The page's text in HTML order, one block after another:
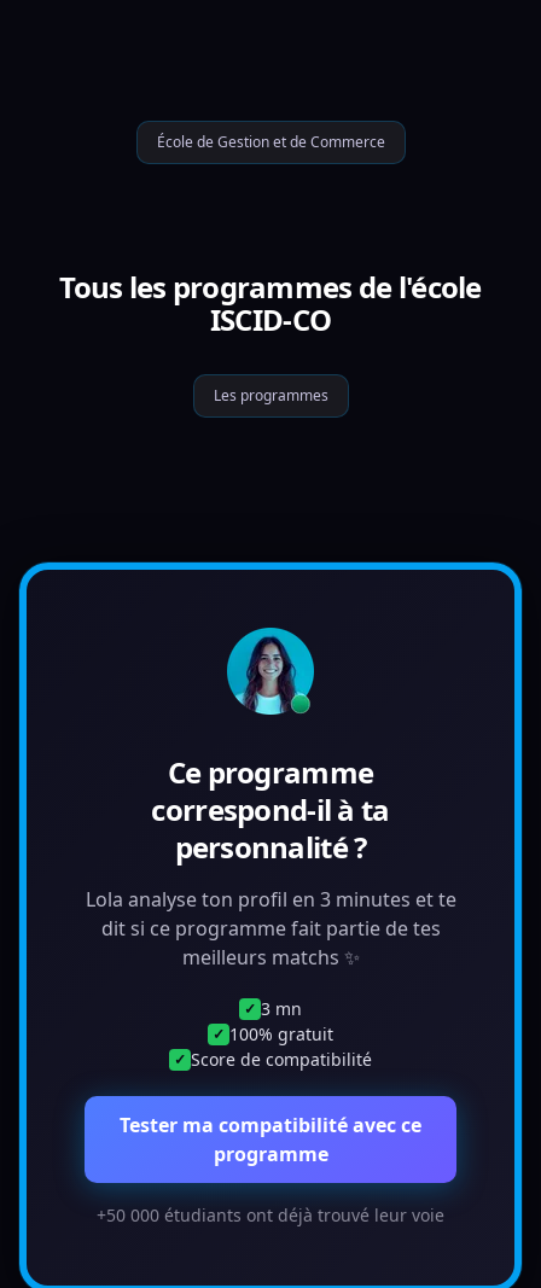
École de Gestion et de Commerce
Tous les programmes de l'école
ISCID-CO
Les programmes
Ce programme
correspond-il à ta
personnalité ?
Lola analyse ton profil en 3 minutes et te
dit si ce programme fait partie de tes
meilleurs matchs ✨
✓ 3 mn
✓ 100% gratuit
✓ Score de compatibilité
Tester ma compatibilité avec ce
programme
+50 000 étudiants ont déjà trouvé leur voie